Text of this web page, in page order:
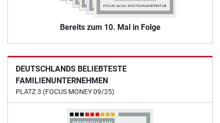
Bereits zum 10. Mal in Folge
DEUTSCHLANDS BELIEBTESTE
FAMILIENUNTERNEHMEN
PLATZ 3 (FOCUS MONEY 09/25)